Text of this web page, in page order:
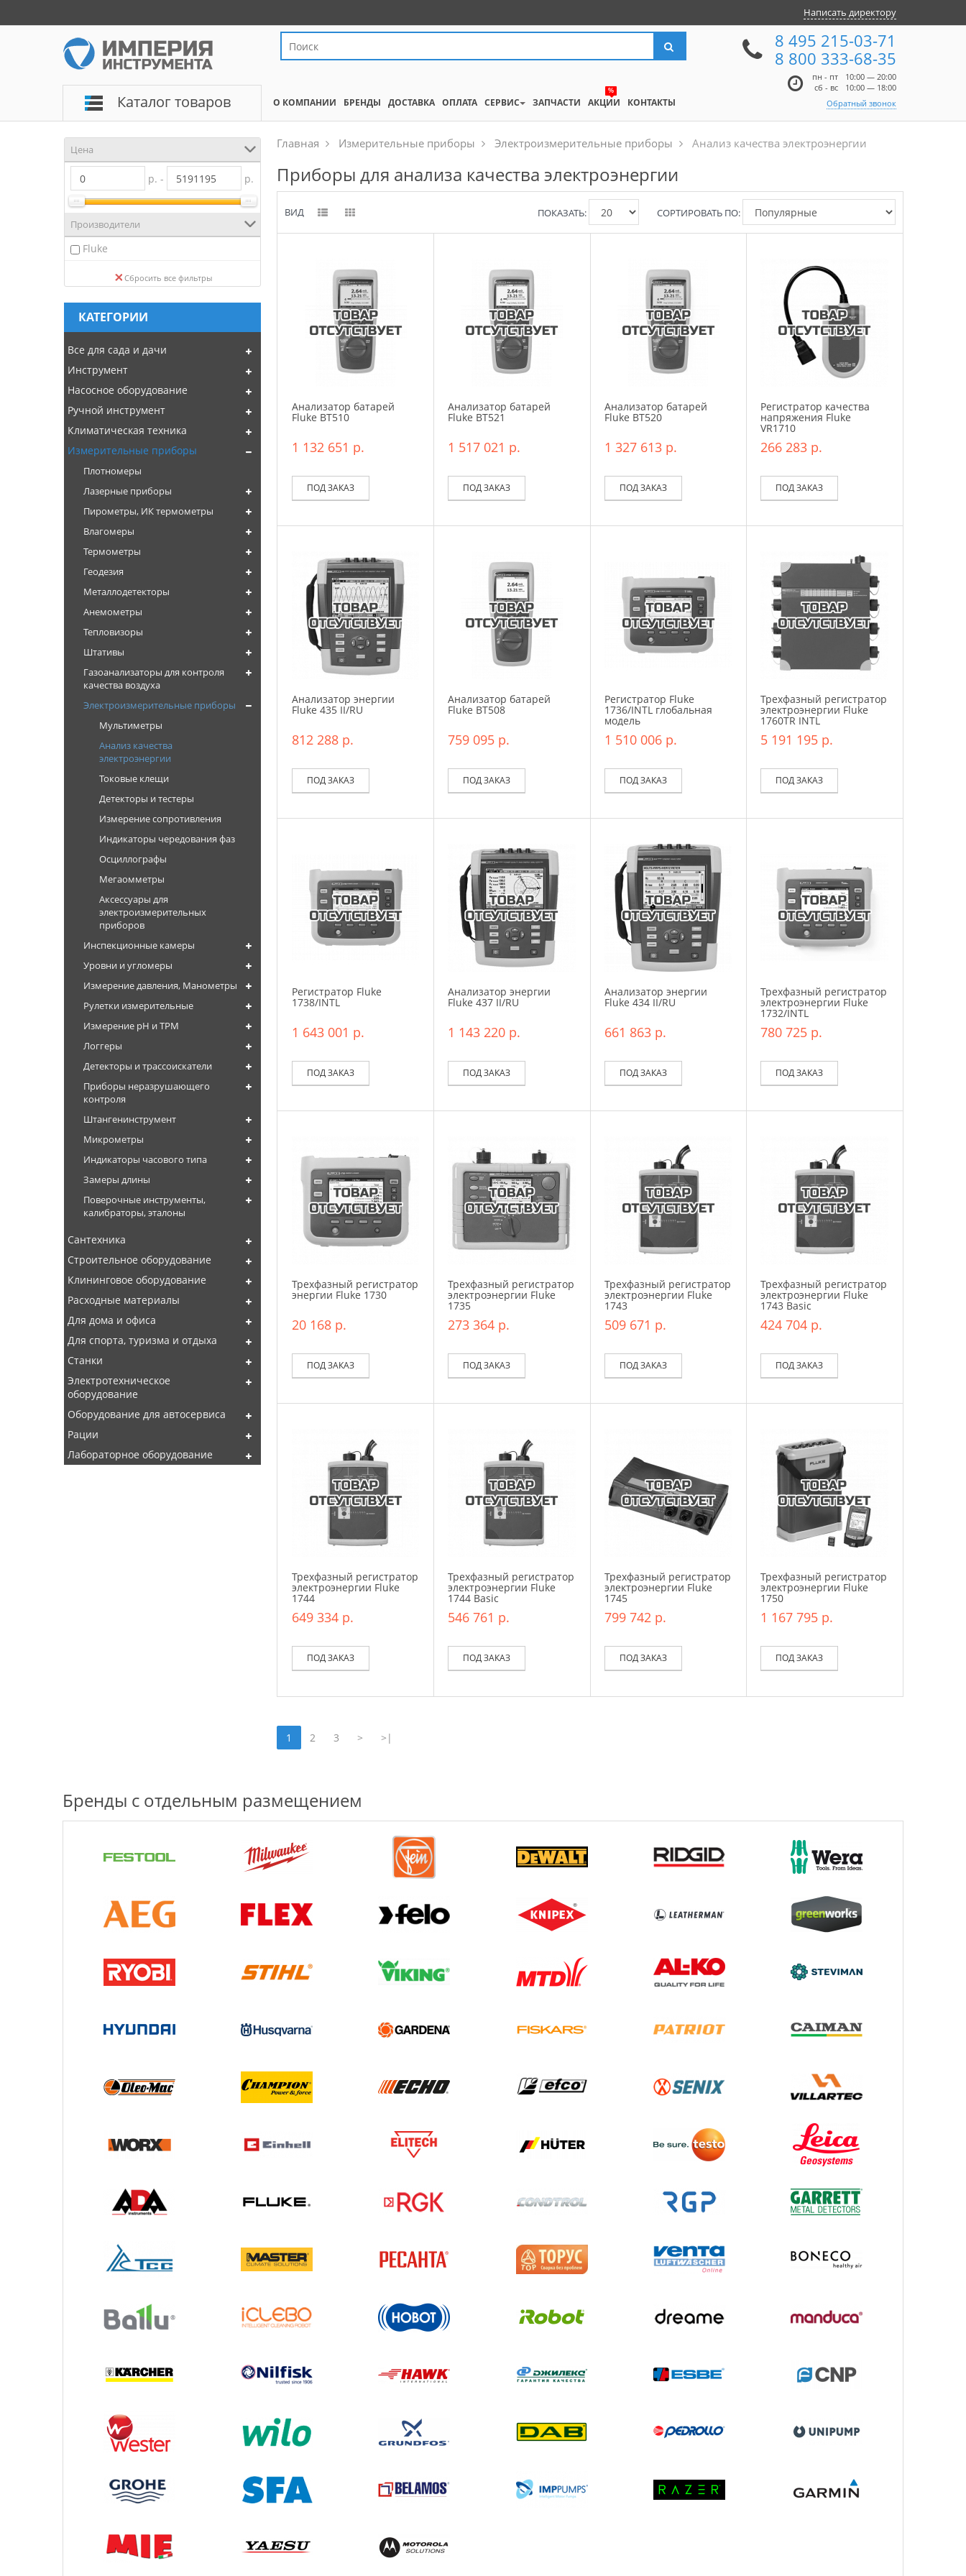
Написать директору
Каталог товаров
8 495 215-03-71
8 800 333-68-35
пн - пт
10:00 — 20:00
сб - вс
10:00 — 18:00
Обратный звонок
О КОМПАНИИ БРЕНДЫ ДОСТАВКА ОПЛАТА СЕРВИС ЗАПЧАСТИ
%
АКЦИИ КОНТАКТЫ
Цена
р. - р.
Производители
Fluke
Сбросить все фильтры
КАТЕГОРИИ
Все для сада и дачи
Инструмент
Насосное оборудование
Ручной инструмент
Климатическая техника
Измерительные приборы
Плотномеры
Лазерные приборы
Пирометры, ИК термометры
Влагомеры
Термометры
Геодезия
Металлодетекторы
Анемометры
Тепловизоры
Штативы
Газоанализаторы для контроля
качества воздуха
Электроизмерительные приборы
Мультиметры
Анализ качества
электроэнергии
Токовые клещи
Детекторы и тестеры
Измерение сопротивления
Индикаторы чередования фаз
Осциллографы
Мегаомметры
Аксессуары для
электроизмерительных
приборов
Инспекционные камеры
Уровни и угломеры
Измерение давления, Манометры
Рулетки измерительные
Измерение pH и TPM
Логгеры
Детекторы и трассоискатели
Приборы неразрушающего
контроля
Штангенинструмент
Микрометры
Индикаторы часового типа
Замеры длины
Поверочные инструменты,
калибраторы, эталоны
Сантехника
Строительное оборудование
Клининговое оборудование
Расходные материалы
Для дома и офиса
Для спорта, туризма и отдыха
Станки
Электротехническое
оборудование
Оборудование для автосервиса
Рации
Лабораторное оборудование
Главная Измерительные приборы Электроизмерительные приборы Анализ качества электроэнергии
Приборы для анализа качества электроэнергии
ВИД СОРТИРОВАТЬ ПО:
ПОКАЗАТЬ:
Анализатор батарей
Fluke BT510
1 132 651 р.
ПОД ЗАКАЗ
Анализатор батарей
Fluke BT521
1 517 021 р.
ПОД ЗАКАЗ
Анализатор батарей
Fluke BT520
1 327 613 р.
ПОД ЗАКАЗ
Регистратор качества
напряжения Fluke
VR1710
266 283 р.
ПОД ЗАКАЗ
Анализатор энергии
Fluke 435 II/RU
812 288 р.
ПОД ЗАКАЗ
Анализатор батарей
Fluke BT508
759 095 р.
ПОД ЗАКАЗ
Регистратор Fluke
1736/INTL глобальная
модель
1 510 006 р.
ПОД ЗАКАЗ
Трехфазный регистратор
электроэнергии Fluke
1760TR INTL
5 191 195 р.
ПОД ЗАКАЗ
Регистратор Fluke
1738/INTL
1 643 001 р.
ПОД ЗАКАЗ
Анализатор энергии
Fluke 437 II/RU
1 143 220 р.
ПОД ЗАКАЗ
Анализатор энергии
Fluke 434 II/RU
661 863 р.
ПОД ЗАКАЗ
Трехфазный регистратор
электроэнергии Fluke
1732/INTL
780 725 р.
ПОД ЗАКАЗ
Трехфазный регистратор
энергии Fluke 1730
20 168 р.
ПОД ЗАКАЗ
Трехфазный регистратор
электроэнергии Fluke
1735
273 364 р.
ПОД ЗАКАЗ
Трехфазный регистратор
электроэнергии Fluke
1743
509 671 р.
ПОД ЗАКАЗ
Трехфазный регистратор
электроэнергии Fluke
1743 Basic
424 704 р.
ПОД ЗАКАЗ
Трехфазный регистратор
электроэнергии Fluke
1744
649 334 р.
ПОД ЗАКАЗ
Трехфазный регистратор
электроэнергии Fluke
1744 Basic
546 761 р.
ПОД ЗАКАЗ
Трехфазный регистратор
электроэнергии Fluke
1745
799 742 р.
ПОД ЗАКАЗ
Трехфазный регистратор
электроэнергии Fluke
1750
1 167 795 р.
ПОД ЗАКАЗ
1 2 3 > >|
Бренды с отдельным размещением